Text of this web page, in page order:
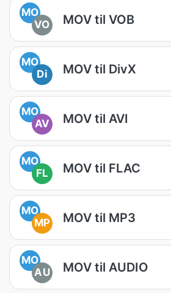
MO
VO
MOV til VOB
MO
Di
MOV til DivX
MO
AV
MOV til AVI
MO
FL
MOV til FLAC
MO
MP
MOV til MP3
MO
AU
MOV til AUDIO